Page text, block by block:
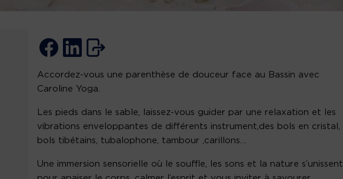
Accordez-vous une parenthèse de douceur face au Bassin avec
Caroline Yoga.
Les pieds dans le sable, laissez-vous guider par une relaxation et les
vibrations enveloppantes de différents instrument,des bols en cristal,
bols tibétains, tubalophone, tambour ,carillons…
Une immersion sensorielle où le souffle, les sons et la nature s’unissent